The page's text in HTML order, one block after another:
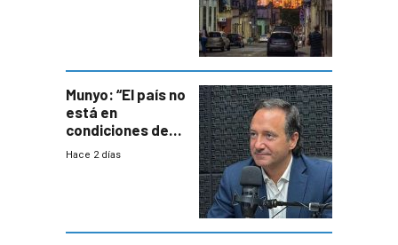
Munyo: “El país no
está en
condiciones de
enfrentar una
Hace 2 días